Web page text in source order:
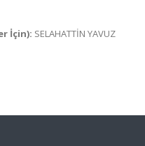
İçin): SELAHATTİN YAVUZ